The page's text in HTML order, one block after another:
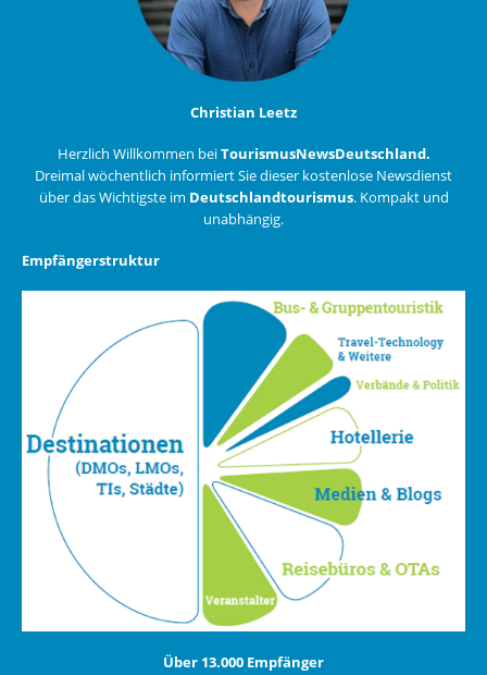
Christian Leetz
Herzlich Willkommen beiTourismusNewsDeutschland.
Dreimal wöchentlich informiert Sie dieser kostenlose Newsdienst
über das Wichtigste im Deutschlandtourismus. Kompakt und
unabhängig.
Empfängerstruktur
Über 13.000 Empfänger